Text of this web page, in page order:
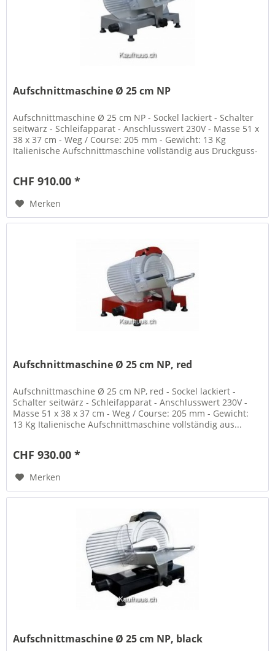
Aufschnittmaschine Ø 25 cm NP
Aufschnittmaschine Ø 25 cm NP - Sockel lackiert - Schalter
seitwärz - Schleifapparat - Anschlusswert 230V - Masse 51 x
38 x 37 cm - Weg / Course: 205 mm - Gewicht: 13 Kg
Italienische Aufschnittmaschine vollständig aus Druckguss-
CHF 910.00 *
Merken
Aufschnittmaschine Ø 25 cm NP, red
Aufschnittmaschine Ø 25 cm NP, red - Sockel lackiert -
Schalter seitwärz - Schleifapparat - Anschlusswert 230V -
Masse 51 x 38 x 37 cm - Weg / Course: 205 mm - Gewicht:
13 Kg Italienische Aufschnittmaschine vollständig aus...
CHF 930.00 *
Merken
Aufschnittmaschine Ø 25 cm NP, black